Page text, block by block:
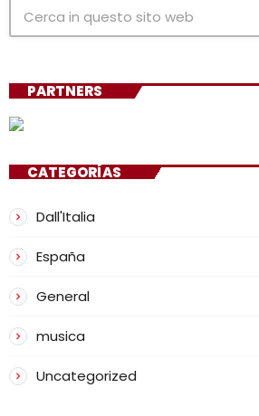
PARTNERS
CATEGORÍAS
Dall'Italia
España
General
musica
Uncategorized